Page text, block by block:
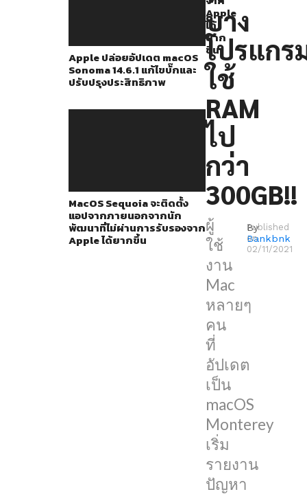
Apple ปล่อยอัปเดต macOS
Sonoma 14.6.1 แก้ไขบั๊กและ
ปรับปรุงประสิทธิภาพ
MacOS Sequoia จะติดตั้ง
แอปจากภายนอกจากนัก
พัฒนาที่ไม่ผ่านการรับรองจาก
Apple ได้ยากขึ้น
บาง
โปรแกร
ใช้
RAM
ไป
กว่า
300GB!!
ผู้
ใช้
งาน
Mac
หลายๆ
คน
ที่
อัปเดต
เป็น
macOS
Monterey
เริ่ม
รายงาน
ปัญหา
By
Bankbnk
Published
on
02/11/2021
เริ่ม
รายงาน
ปัญหา
‘RAM
รั่ว’
ออก
มา
แล้ว
โดย
มัน
เป็น
บั๊ก
ที่
โปรแกรม
บาง
โปรแกรม
จะ
ใช้
งาน
RAM
เยอะ
เกิน
จน
ผิด
ปกติ
Apple
ได้
ยาก
ขึ้น